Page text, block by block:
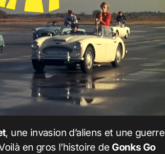
, une invasion d’aliens et une guerre
en gros l’histoire de Gonks Go